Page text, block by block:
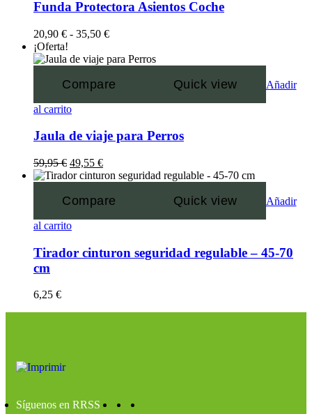
Funda Protectora Asientos Coche
20,90 € - 35,50 €
¡Oferta!
Compare Quick view Añadir
al carrito
Jaula de viaje para Perros
59,95€ 49,55 €
Compare Quick view Añadir
al carrito
Tirador cinturon seguridad regulable – 45-70
cm
6,25 €
Síguenos en RRSS